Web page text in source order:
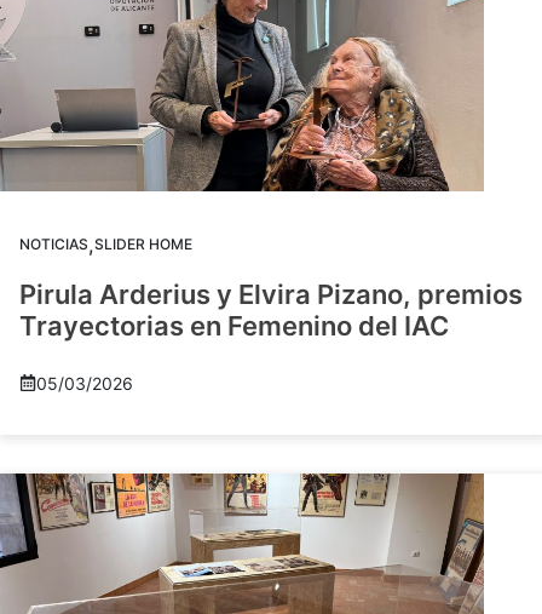
NOTICIAS,SLIDER HOME
Pirula Arderius y Elvira Pizano, premios
Trayectorias en Femenino del IAC
05/03/2026